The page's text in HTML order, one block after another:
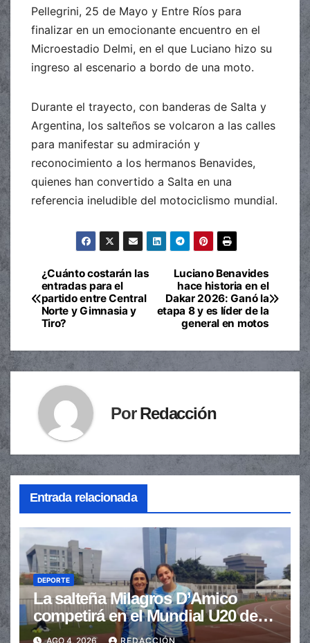
Pellegrini, 25 de Mayo y Entre Ríos para
finalizar en un emocionante encuentro en el
Microestadio Delmi, en el que Luciano hizo su
ingreso al escenario a bordo de una moto.
Durante el trayecto, con banderas de Salta y
Argentina, los salteños se volcaron a las calles
para manifestar su admiración y
reconocimiento a los hermanos Benavides,
quienes han convertido a Salta en una
referencia ineludible del motociclismo mundial.
Navegación
de
Luciano Benavides
hace historia en el
Dakar 2026: Ganó la
etapa 8 y es líder de la
general en motos
¿Cuánto costarán las
entradas para el
partido entre Central
Norte y Gimnasia y
Tiro?
PorRedacción
Entrada relacionada
DEPORTE
La salteña Milagros D’Amico
competirá en el Mundial U20 de
Atletismo
AGO 4, 2026 REDACCIÓN